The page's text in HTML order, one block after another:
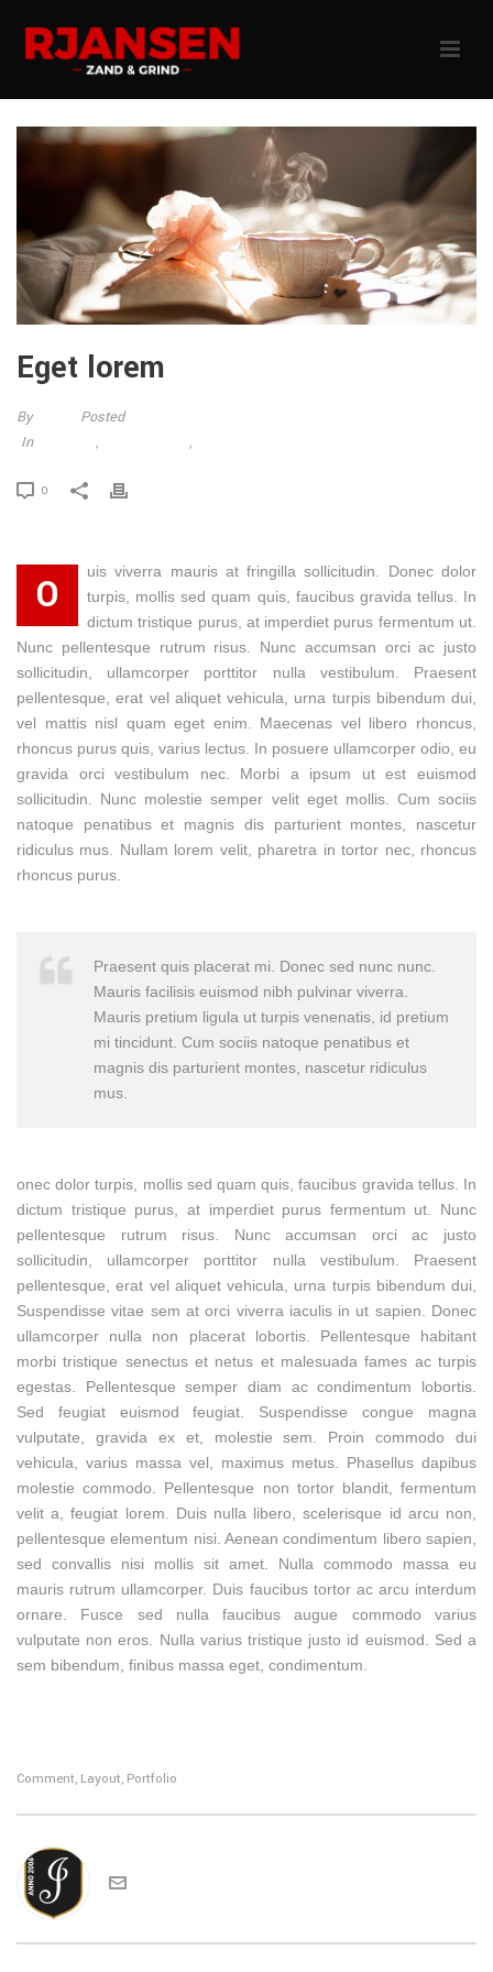
Eget lorem
By Posted
In
, ,
0
O
uis viverra mauris at fringilla sollicitudin. Donec dolor
turpis, mollis sed quam quis, faucibus gravida tellus. In
dictum tristique purus, at imperdiet purus fermentum ut.
Nunc pellentesque rutrum risus. Nunc accumsan orci ac justo
sollicitudin, ullamcorper porttitor nulla vestibulum. Praesent
pellentesque, erat vel aliquet vehicula, urna turpis bibendum dui,
vel mattis nisl quam eget enim. Maecenas vel libero rhoncus,
rhoncus purus quis, varius lectus. In posuere ullamcorper odio, eu
gravida orci vestibulum nec. Morbi a ipsum ut est euismod
sollicitudin. Nunc molestie semper velit eget mollis. Cum sociis
natoque penatibus et magnis dis parturient montes, nascetur
ridiculus mus. Nullam lorem velit, pharetra in tortor nec, rhoncus
rhoncus purus.
Praesent quis placerat mi. Donec sed nunc nunc.
Mauris facilisis euismod nibh pulvinar viverra.
Mauris pretium ligula ut turpis venenatis, id pretium
mi tincidunt. Cum sociis natoque penatibus et
magnis dis parturient montes, nascetur ridiculus
mus.
onec dolor turpis, mollis sed quam quis, faucibus gravida tellus. In
dictum tristique purus, at imperdiet purus fermentum ut. Nunc
pellentesque rutrum risus. Nunc accumsan orci ac justo
sollicitudin, ullamcorper porttitor nulla vestibulum. Praesent
pellentesque, erat vel aliquet vehicula, urna turpis bibendum dui,
Suspendisse vitae sem at orci viverra iaculis in ut sapien. Donec
ullamcorper nulla non placerat lobortis. Pellentesque habitant
morbi tristique senectus et netus et malesuada fames ac turpis
egestas. Pellentesque semper diam ac condimentum lobortis.
Sed feugiat euismod feugiat. Suspendisse congue magna
vulputate, gravida ex et, molestie sem. Proin commodo dui
vehicula, varius massa vel, maximus metus. Phasellus dapibus
molestie commodo. Pellentesque non tortor blandit, fermentum
velit a, feugiat lorem. Duis nulla libero, scelerisque id arcu non,
pellentesque elementum nisi. Aenean condimentum libero sapien,
sed convallis nisi mollis sit amet. Nulla commodo massa eu
mauris rutrum ullamcorper. Duis faucibus tortor ac arcu interdum
ornare. Fusce sed nulla faucibus augue commodo varius
vulputate non eros. Nulla varius tristique justo id euismod. Sed a
sem bibendum, finibus massa eget, condimentum.
Comment, Layout, Portfolio